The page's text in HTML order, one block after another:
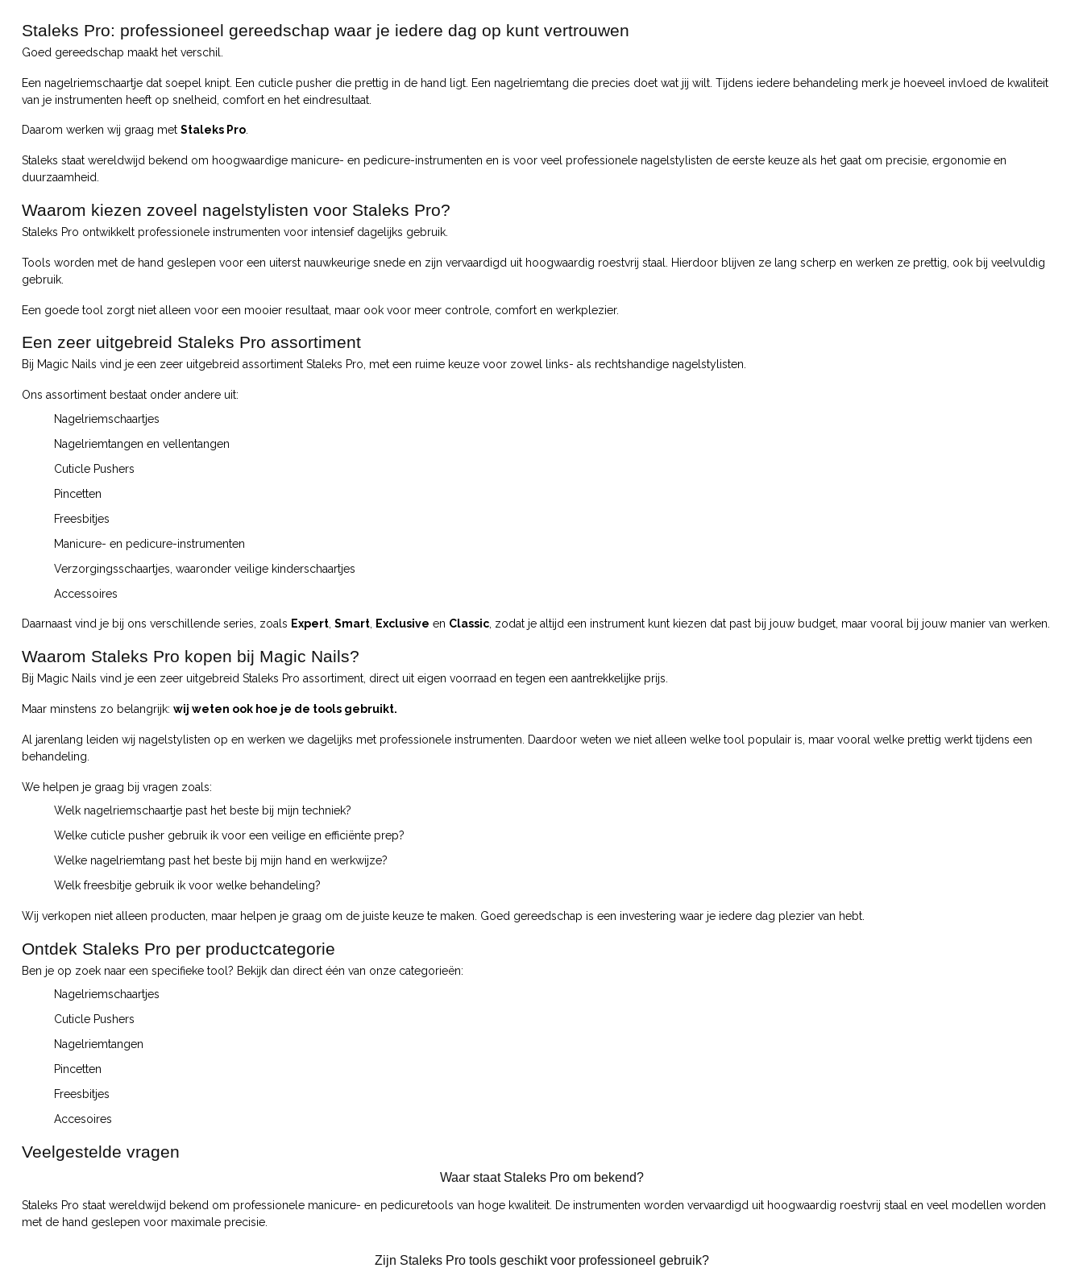
Staleks Pro: professioneel gereedschap waar je iedere dag op kunt vertrouwen
Goed gereedschap maakt het verschil.
Een nagelriemschaartje dat soepel knipt. Een cuticle pusher die prettig in de hand ligt. Een nagelriemtang die precies doet wat jij wilt. Tijdens iedere behandeling merk je hoeveel invloed de kwaliteit
van je instrumenten heeft op snelheid, comfort en het eindresultaat.
Daarom werken wij graag met Staleks Pro.
Staleks staat wereldwijd bekend om hoogwaardige manicure- en pedicure-instrumenten en is voor veel professionele nagelstylisten de eerste keuze als het gaat om precisie, ergonomie en
duurzaamheid.
Waarom kiezen zoveel nagelstylisten voor Staleks Pro?
Staleks Pro ontwikkelt professionele instrumenten voor intensief dagelijks gebruik.
Tools worden met de hand geslepen voor een uiterst nauwkeurige snede en zijn vervaardigd uit hoogwaardig roestvrij staal. Hierdoor blijven ze lang scherp en werken ze prettig, ook bij veelvuldig
gebruik.
Een goede tool zorgt niet alleen voor een mooier resultaat, maar ook voor meer controle, comfort en werkplezier.
Een zeer uitgebreid Staleks Pro assortiment
Bij Magic Nails vind je een zeer uitgebreid assortiment Staleks Pro, met een ruime keuze voor zowel links- als rechtshandige nagelstylisten.
Ons assortiment bestaat onder andere uit:
Nagelriemschaartjes
Nagelriemtangen en vellentangen
Cuticle Pushers
Pincetten
Freesbitjes
Manicure- en pedicure-instrumenten
Verzorgingsschaartjes, waaronder veilige kinderschaartjes
Accessoires
Daarnaast vind je bij ons verschillende series, zoals Expert, Smart, Exclusive en Classic, zodat je altijd een instrument kunt kiezen dat past bij jouw budget, maar vooral bij jouw manier van werken.
Waarom Staleks Pro kopen bij Magic Nails?
Bij Magic Nails vind je een zeer uitgebreid Staleks Pro assortiment, direct uit eigen voorraad en tegen een aantrekkelijke prijs.
Maar minstens zo belangrijk: wij weten ook hoe je de tools gebruikt.
Al jarenlang leiden wij nagelstylisten op en werken we dagelijks met professionele instrumenten. Daardoor weten we niet alleen welke tool populair is, maar vooral welke prettig werkt tijdens een
behandeling.
We helpen je graag bij vragen zoals:
Welk nagelriemschaartje past het beste bij mijn techniek?
Welke cuticle pusher gebruik ik voor een veilige en efficiënte prep?
Welke nagelriemtang past het beste bij mijn hand en werkwijze?
Welk freesbitje gebruik ik voor welke behandeling?
Wij verkopen niet alleen producten, maar helpen je graag om de juiste keuze te maken. Goed gereedschap is een investering waar je iedere dag plezier van hebt.
Ontdek Staleks Pro per productcategorie
Ben je op zoek naar een specifieke tool? Bekijk dan direct één van onze categorieën:
Nagelriemschaartjes
Cuticle Pushers
Nagelriemtangen
Pincetten
Freesbitjes
Accesoires
Veelgestelde vragen
Waar staat Staleks Pro om bekend?
Staleks Pro staat wereldwijd bekend om professionele manicure- en pedicuretools van hoge kwaliteit. De instrumenten worden vervaardigd uit hoogwaardig roestvrij staal en veel modellen worden
met de hand geslepen voor maximale precisie.
Zijn Staleks Pro tools geschikt voor professioneel gebruik?